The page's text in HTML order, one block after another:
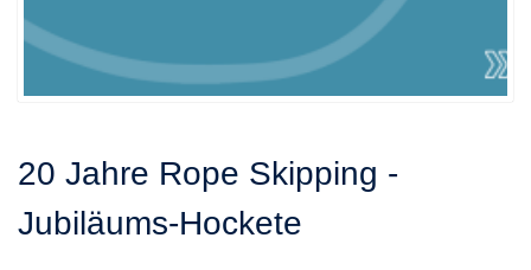
20 Jahre Rope Skipping -
Jubiläums-Hockete